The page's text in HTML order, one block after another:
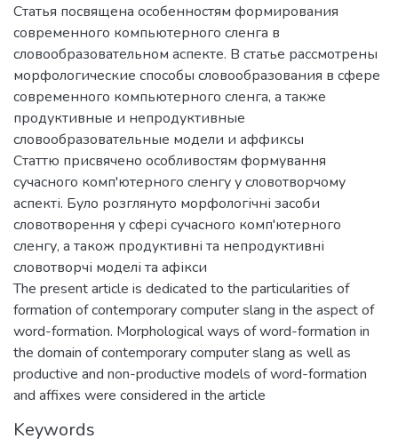
Статья посвящена особенностям формирования
современного компьютерного сленга в
словообразовательном аспекте. В статье рассмотрены
морфологические способы словообразования в сфере
современного компьютерного сленга, а также
продуктивные и непродуктивные
словообразовательные модели и аффиксы
Статтю присвячено особливостям формування
сучасного комп'ютерного сленгу у словотворчому
аспекті. Було розглянуто морфологічні засоби
словотворення у сфері сучасного комп'ютерного
сленгу, а також продуктивні та непродуктивні
словотворчі моделі та афікси
The present article is dedicated to the particularities of
formation of contemporary computer slang in the aspect of
word-formation. Morphological ways of word-formation in
the domain of contemporary computer slang as well as
productive and non-productive models of word-formation
and affixes were considered in the article
Keywords